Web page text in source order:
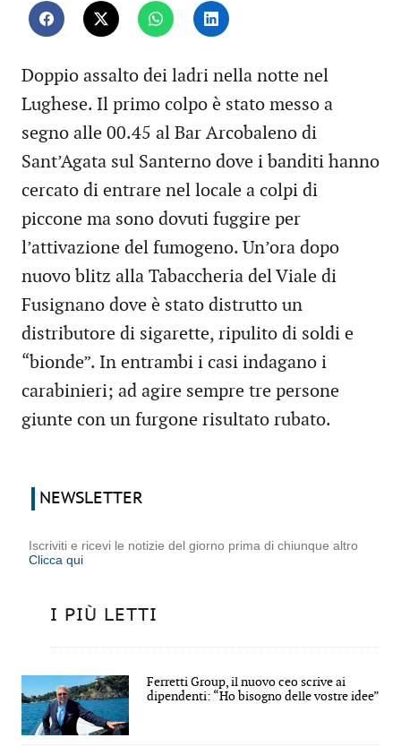
Doppio assalto dei ladri nella notte nel
Lughese. Il primo colpo è stato messo a
segno alle 00.45 al Bar Arcobaleno di
Sant’Agata sul Santerno dove i banditi hanno
cercato di entrare nel locale a colpi di
piccone ma sono dovuti fuggire per
l’attivazione del fumogeno. Un’ora dopo
nuovo blitz alla Tabaccheria del Viale di
Fusignano dove è stato distrutto un
distributore di sigarette, ripulito di soldi e
“bionde”. In entrambi i casi indagano i
carabinieri; ad agire sempre tre persone
giunte con un furgone risultato rubato.
NEWSLETTER
Iscriviti e ricevi le notizie del giorno prima di chiunque altro
Clicca qui
I PIÙ LETTI
Ferretti Group, il nuovo ceo scrive ai
dipendenti: “Ho bisogno delle vostre idee”